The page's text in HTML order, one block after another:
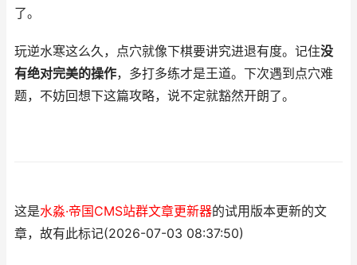
了。
玩逆水寒这么久，点穴就像下棋要讲究进退有度。记住没
有绝对完美的操作，多打多练才是王道。下次遇到点穴难
题，不妨回想下这篇攻略，说不定就豁然开朗了。
这是水淼·帝国CMS站群文章更新器的试用版本更新的文
章，故有此标记(2026-07-03 08:37:50)